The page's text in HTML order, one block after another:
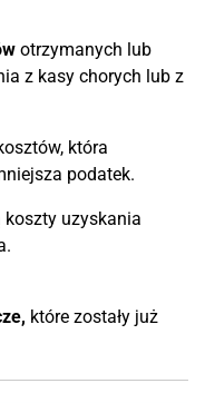
otrzymanych lub
z kasy chorych lub z
która
podatek.
uzyskania
które zostały już